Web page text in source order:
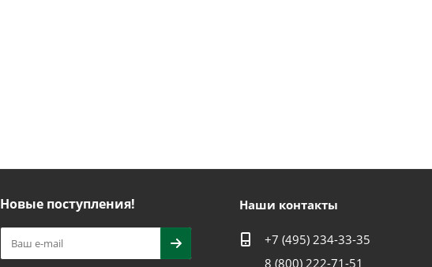
Новые поступления! Наши контакты
+7 (495) 234-33-35
8 (800) 222-71-51